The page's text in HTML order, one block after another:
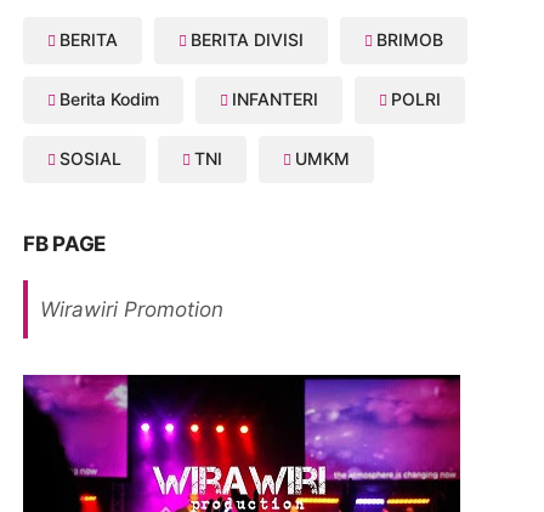
BERITA BERITA DIVISI BRIMOB
Berita Kodim INFANTERI POLRI
SOSIAL TNI UMKM
FB PAGE
Wirawiri Promotion